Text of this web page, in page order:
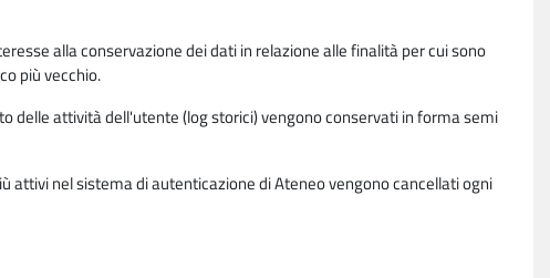
alla conservazione dei dati in relazione alle finalità per cui sono
più vecchio.
delle attività dell'utente (log storici) vengono conservati in forma semi
attivi nel sistema di autenticazione di Ateneo vengono cancellati ogni